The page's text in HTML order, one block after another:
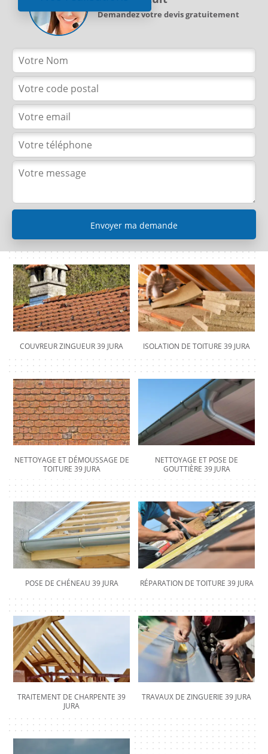
Demandez votre devis gratuitement
COUVREUR ZINGUEUR 39 JURA ISOLATION DE TOITURE 39 JURA
NETTOYAGE ET DÉMOUSSAGE DE
TOITURE 39 JURA
NETTOYAGE ET POSE DE
GOUTTIÈRE 39 JURA
POSE DE CHÉNEAU 39 JURA RÉPARATION DE TOITURE 39 JURA
TRAITEMENT DE CHARPENTE 39
JURA
TRAVAUX DE ZINGUERIE 39 JURA